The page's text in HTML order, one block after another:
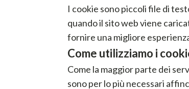
I cookie sono piccoli file di
quando il sito web viene
fornire una migliore
Come utilizziamo i
Come la maggior parte dei
sono per lo più necessari